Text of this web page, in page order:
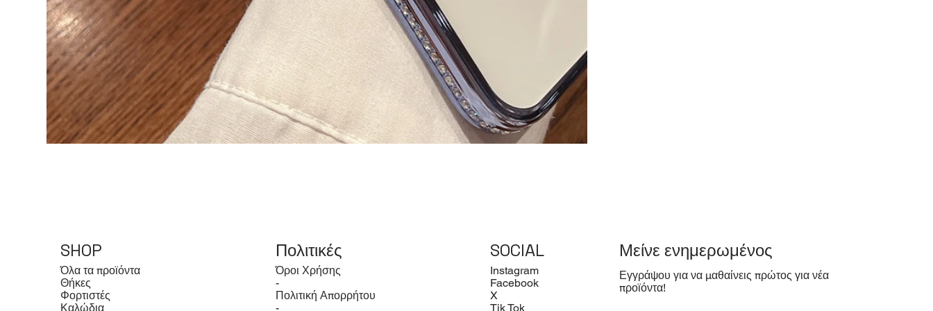
SHOP
Όλα τα προϊόντα
Θήκες
Φορτιστές
Καλώδια
Πολιτικές
Όροι Χρήσης
-
Πολιτική Απορρήτου
-
SOCIAL
Instagram
Facebook
X
Tik Tok
​Μείνε ενημερωμένος
Εγγράψου για να μαθαίνεις πρώτος για νέα
προϊόντα!